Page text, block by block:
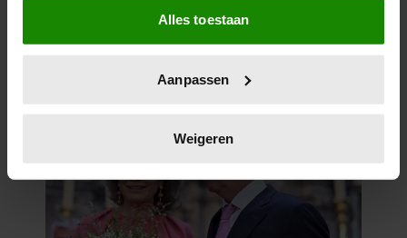
Informatie verzamelen over uw geografische
locatie, die tot een paar meter nauwkeurig kan zijn
scannen op specifieke eigenschappen (fingerprinting)
verwerkt en stel uw voorkeuren in het
intrekken in de Cookieverklaring.
We gebruiken cookies om content en advertenties te
Alles toestaan
Aanpassen
Weigeren